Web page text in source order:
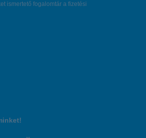
ismertető fogalomtár a fizetési